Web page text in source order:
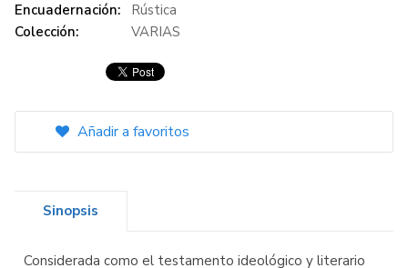
Encuadernación:
Rústica
Colección:
VARIAS
Añadir a favoritos
Sinopsis
Considerada como el testamento ideológico y literario